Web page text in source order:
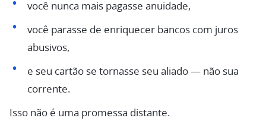
você nunca mais pagasse anuidade,
você parasse de enriquecer bancos com juros
abusivos,
e seu cartão se tornasse seu aliado — não sua
corrente.
Isso não é uma promessa distante.